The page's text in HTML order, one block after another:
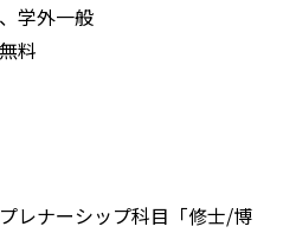
学外一般
料
レナーシップ科目「修士/博